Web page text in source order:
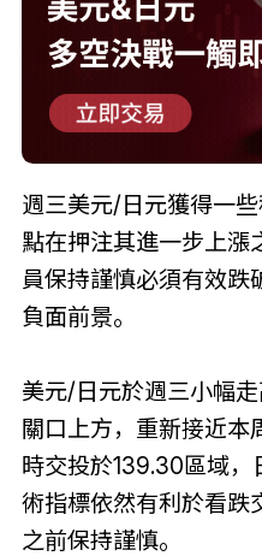
週三美元/日元獲得一
點在押注其進一步上漲
員保持謹慎必須有效跌
負面前景。
美元/日元於週三小幅
關口上方，重新接近本
時交投於139.30區域
術指標依然有利於看跌
之前保持謹慎。